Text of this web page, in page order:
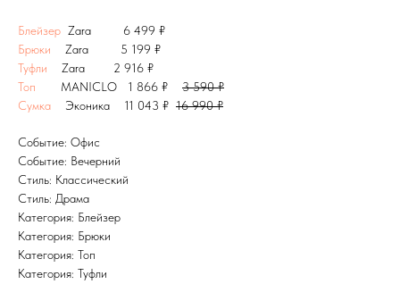
Блейзер Zara 6 499 ₽
Брюки Zara 5 199 ₽
Туфли Zara 2 916 ₽
Топ MANICLO 1 866 ₽ 3 590 ₽
Сумка Эконика 11 043 ₽ 16 990 ₽
Событие: Офис
Событие: Вечерний
Стиль: Классический
Стиль: Драма
Категория: Блейзер
Категория: Брюки
Категория: Топ
Категория: Туфли